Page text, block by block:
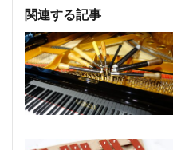
関連する記事